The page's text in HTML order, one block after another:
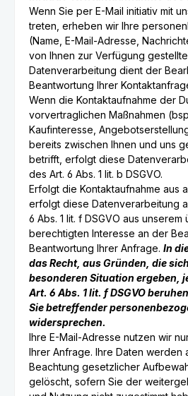
Wenn Sie per E-Mail initiativ mit
treten, erheben wir Ihre
(Name, E-Mail-Adresse,
von Ihnen zur Verfügung
Datenverarbeitung dient der
Beantwortung Ihrer
Wenn die Kontaktaufnahme der
vorvertraglichen Maßnahmen
Kaufinteresse,
bereits zwischen Ihnen und uns
betrifft, erfolgt diese
des Art. 6 Abs. 1 lit. b DSGVO.
Erfolgt die Kontaktaufnahme aus
erfolgt diese Datenverarbeitung
6 Abs. 1 lit. f DSGVO aus
berechtigten Interesse an der
Beantwortung Ihrer Anfrage. In
das Recht, aus Gründen, die
besonderen Situation ergeben,
Art. 6 Abs. 1 lit. f DSGVO
Sie betreffender
widersprechen.
Ihre E-Mail-Adresse nutzen wir
Ihrer Anfrage. Ihre Daten werden
Beachtung gesetzlicher
gelöscht, sofern Sie der